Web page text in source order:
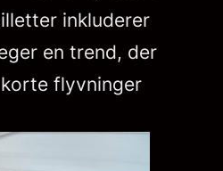
inkluderer
en trend, der
flyvninger